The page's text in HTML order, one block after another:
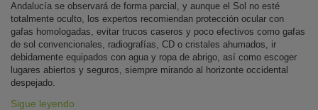
Andalucía se observará de forma parcial, y aunque el Sol no esté
totalmente oculto, los expertos recomiendan protección ocular con
gafas homologadas, evitar trucos caseros y poco efectivos como gafas
de sol convencionales, radiografías, CD o cristales ahumados, ir
debidamente equipados con agua y ropa de abrigo, así como escoger
lugares abiertos y seguros, siempre mirando al horizonte occidental
despejado.
Sigue leyendo